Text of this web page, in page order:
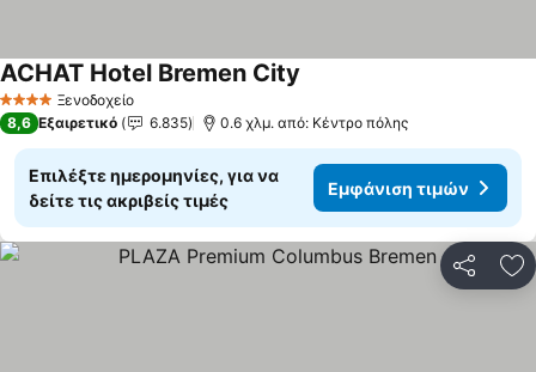
4 ΑστέριαΞενοδοχείο
ACHAT Hotel Bremen City
8,6 Εξαιρετικό 6.835 0.6 χλμ. από: Κέντρο πόλης
Επιλέξτε ημερομηνίες, για να
δείτε τις ακριβείς τιμές
Εμφάνιση τιμών